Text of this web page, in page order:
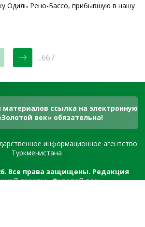
Одиль Рено-Бассо, прибывшую в нашу
...667
ссылка на электронную
век» обязательна!
информационное агентство
Туркменистана
Все права защищены. Редакция
газеты «Золотой век»